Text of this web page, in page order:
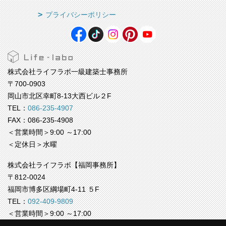
プライバシーポリシー
株式会社ライフラボ一級建築士事務所
〒700-0903
岡山市北区幸町8-13大西ビル２F
TEL：086-235-4907
FAX：086-235-4908
＜営業時間＞9:00 ～17:00
＜定休日＞水曜
株式会社ライフラボ【福岡事務所】
〒812-0024
福岡市博多区綱場町4-11 ５F
TEL：092-409-9809
＜営業時間＞9:00 ～17:00